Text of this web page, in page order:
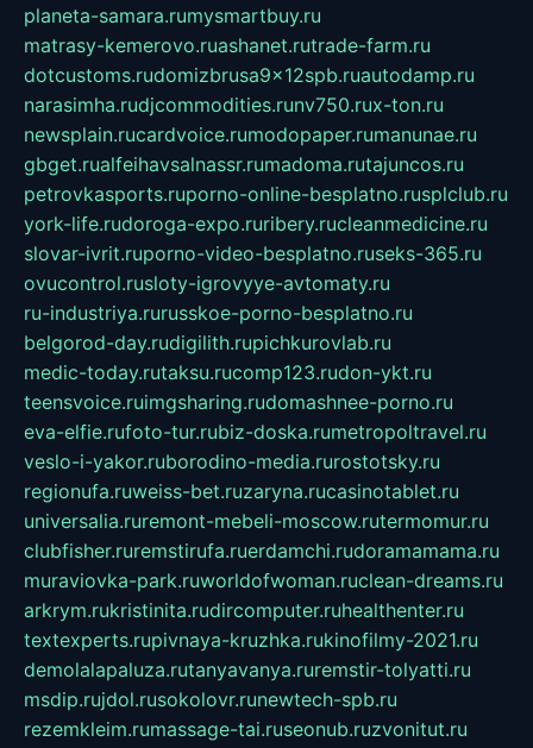
planeta-samara.rumysmartbuy.ru
matrasy-kemerovo.ruashanet.rutrade-farm.ru
dotcustoms.rudomizbrusa9x12spb.ruautodamp.ru
narasimha.rudjcommodities.runv750.rux-ton.ru
newsplain.rucardvoice.rumodopaper.rumanunae.ru
gbget.rualfeihavsalnassr.rumadoma.rutajuncos.ru
petrovkasports.ruporno-online-besplatno.rusplclub.ru
york-life.rudoroga-expo.ruribery.rucleanmedicine.ru
slovar-ivrit.ruporno-video-besplatno.ruseks-365.ru
ovucontrol.rusloty-igrovyye-avtomaty.ru
ru-industriya.rurusskoe-porno-besplatno.ru
belgorod-day.rudigilith.rupichkurovlab.ru
medic-today.rutaksu.rucomp123.rudon-ykt.ru
teensvoice.ruimgsharing.rudomashnee-porno.ru
eva-elfie.rufoto-tur.rubiz-doska.rumetropoltravel.ru
veslo-i-yakor.ruborodino-media.rurostotsky.ru
regionufa.ruweiss-bet.ruzaryna.rucasinotablet.ru
universalia.ruremont-mebeli-moscow.rutermomur.ru
clubfisher.ruremstirufa.ruerdamchi.rudoramamama.ru
muraviovka-park.ruworldofwoman.ruclean-dreams.ru
arkrym.rukristinita.rudircomputer.ruhealthenter.ru
textexperts.rupivnaya-kruzhka.rukinofilmy-2021.ru
demolalapaluza.rutanyavanya.ruremstir-tolyatti.ru
msdip.rujdol.rusokolovr.runewtech-spb.ru
rezemkleim.rumassage-tai.ruseonub.ruzvonitut.ru